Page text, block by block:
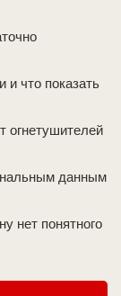
и что показать
огнетушителей
данным
нет понятного